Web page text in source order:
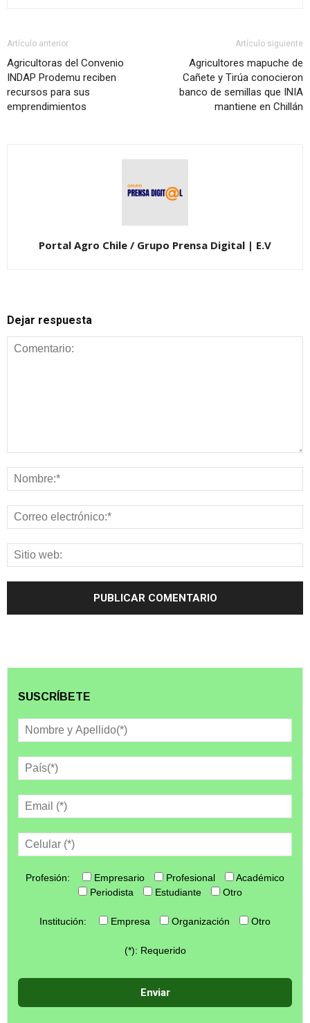
Artículo anterior
Agricultoras del Convenio
INDAP Prodemu reciben
recursos para sus
emprendimientos
Artículo siguiente
Agricultores mapuche de
Cañete y Tirúa conocieron
banco de semillas que INIA
mantiene en Chillán
Portal Agro Chile / Grupo Prensa Digital | E.V
Dejar respuesta
SUSCRÍBETE
Profesión: Empresario Profesional
Académico
Periodista
Estudiante Otro
Institución: Empresa Organización Otro
(*): Requerido